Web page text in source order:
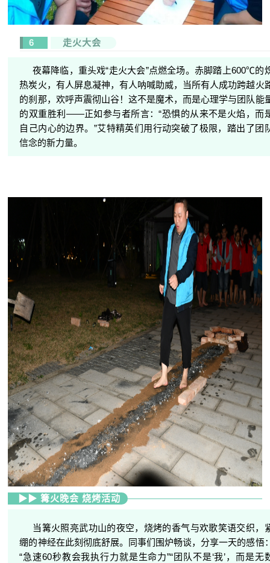
6 走火大会
夜幕降临，重头戏“走火大会”点燃全场。赤脚踏上600℃的
热炭火，有人屏息凝神，有人呐喊助威，当所有人成功跨越火
的刹那，欢呼声震彻山谷！这不是魔术，而是心理学与团队能
的双重胜利——正如参与者所言：“恐惧的从来不是火焰，而
自己内心的边界。”艾特精英们用行动突破了极限，踏出了团
信念的新力量。
▶▶ 篝火晚会 烧烤活动
当篝火照亮武功山的夜空，烧烤的香气与欢歌笑语交织，
绷的神经在此刻彻底舒展。同事们围炉畅谈，分享一天的感悟
“急速60秒教会我执行力就是生命力”“团队不是‘我’，而是无